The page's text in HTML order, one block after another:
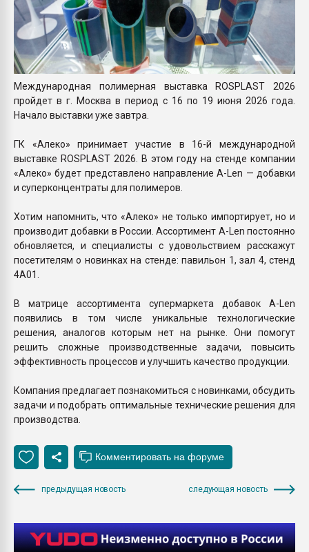
Международная полимерная выставка ROSPLAST 2026
пройдет в г. Москва в период с 16 по 19 июня 2026 года.
Начало выставки уже завтра.
ГК «Алеко» принимает участие в 16-й международной
выставке ROSPLAST 2026. В этом году на стенде компании
«Алеко» будет представлено направление A-Len — добавки
и суперконцентраты для полимеров.
Хотим напомнить, что «Алеко» не только импортирует, но и
производит добавки в России. Ассортимент A-Len постоянно
обновляется, и специалисты с удовольствием расскажут
посетителям о новинках на стенде: павильон 1, зал 4, стенд
4A01.
В матрице ассортимента супермаркета добавок A-Len
появились в том числе уникальные технологические
решения, аналогов которым нет на рынке. Они помогут
решить сложные производственные задачи, повысить
эффективность процессов и улучшить качество продукции.
Компания предлагает познакомиться с новинками, обсудить
задачи и подобрать оптимальные технические решения для
производства.
предыдущая новость следующая новость